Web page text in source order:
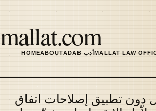
main
content
mallat.com
HOMEABOUT ADAB أدبMALLAT LAW
دون تطبيق إصلاحات اتفاق